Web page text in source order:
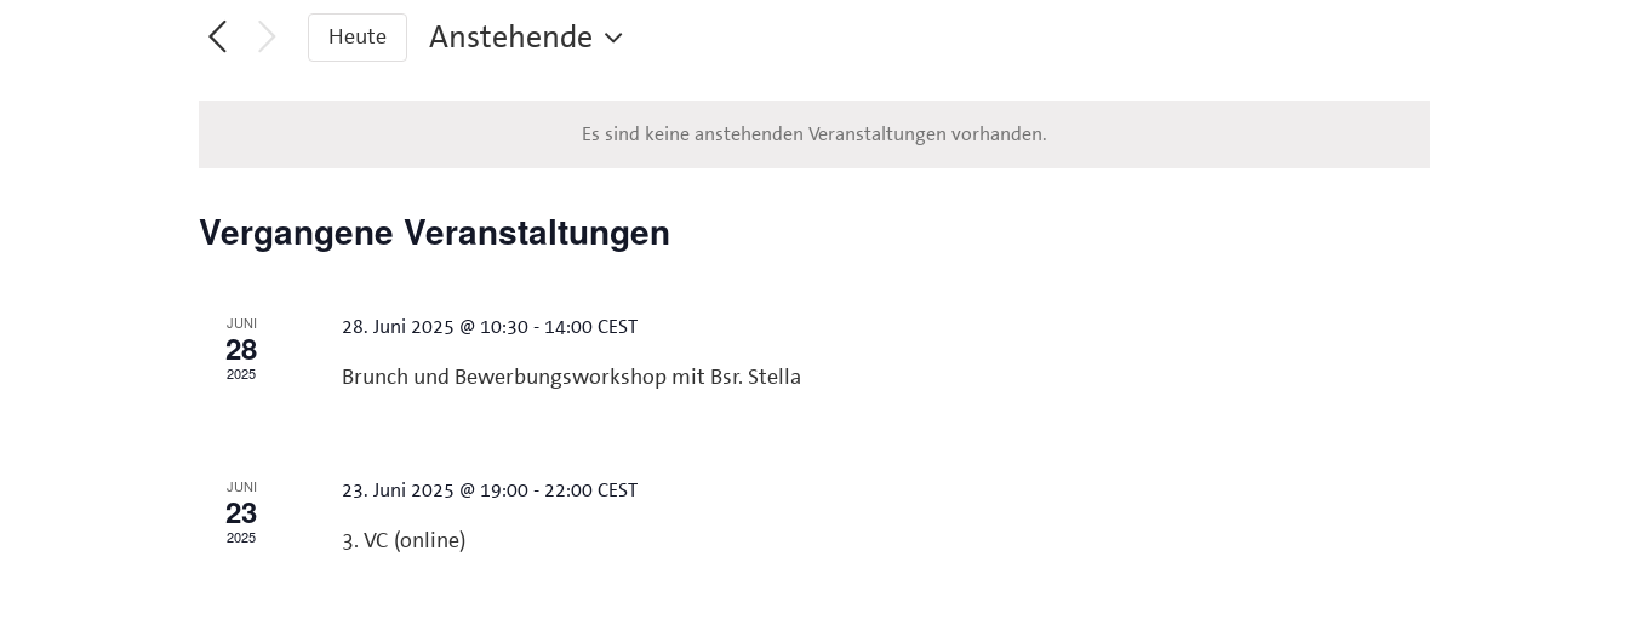
Es sind keine anstehenden Veranstaltungen vorhanden.
und
Ansichten,
nach
Heute
Anstehende
Vergangene Veranstaltungen
JUNI
28
2025
28. Juni 2025 @ 10:30 - 14:00 CEST
Brunch und Bewerbungsworkshop mit Bsr. Stella
JUNI
23
2025
23. Juni 2025 @ 19:00 - 22:00 CEST
3. VC (online)